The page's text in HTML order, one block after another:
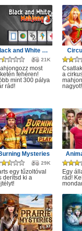
Black and White Mahjong 3
21K
most
fehéren!
mint 300 pálya
rád!
a
nagyot!
Mysteries
29K
egy tűzoltóval
derítsd ki a
Egy
rád!